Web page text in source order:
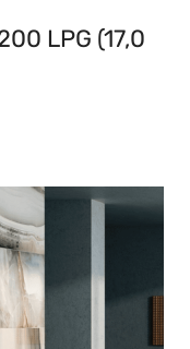
LPG (17,0